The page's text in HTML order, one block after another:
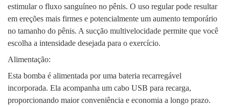
estimular o fluxo sanguíneo no pênis. O uso regular pode resultar
em ereções mais firmes e potencialmente um aumento temporário
no tamanho do pênis. A sucção multivelocidade permite que você
escolha a intensidade desejada para o exercício.
Alimentação:
Esta bomba é alimentada por uma bateria recarregável
incorporada. Ela acompanha um cabo USB para recarga,
proporcionando maior conveniência e economia a longo prazo.